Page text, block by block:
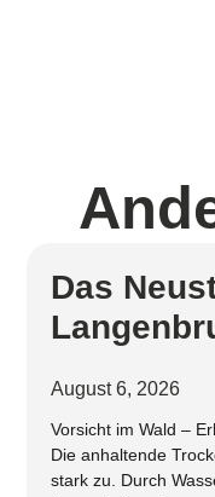
Das
August 6, 2026
Vorsicht im Wald –
Die anhaltende
stark zu. Durch